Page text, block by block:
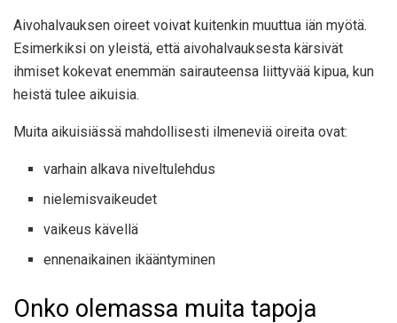
Aivohalvauksen oireet voivat kuitenkin muuttua iän myötä.
Esimerkiksi on yleistä, että aivohalvauksesta kärsivät
ihmiset kokevat enemmän sairauteensa liittyvää kipua, kun
heistä tulee aikuisia.
Muita aikuisiässä mahdollisesti ilmeneviä oireita ovat:
varhain alkava niveltulehdus
nielemisvaikeudet
vaikeus kävellä
ennenaikainen ikääntyminen
Onko olemassa muita tapoja